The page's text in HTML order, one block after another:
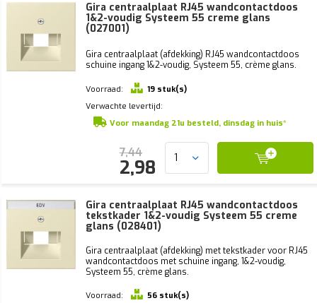
Gira centraalplaat RJ45 wandcontactdoos
1&2-voudig Systeem 55 creme glans
(027001)
Gira centraalplaat (afdekking) RJ45 wandcontactdoos
schuine ingang 1&2-voudig, Systeem 55, crème glans.
Voorraad:
19 stuk(s)
Verwachte levertijd:
Voor maandag 21u besteld, dinsdag in huis*
7,44
2,98
Gira centraalplaat RJ45 wandcontactdoos
tekstkader 1&2-voudig Systeem 55 creme
glans (028401)
Gira centraalplaat (afdekking) met tekstkader voor RJ45
wandcontactdoos met schuine ingang, 1&2-voudig,
Systeem 55, crème glans.
Voorraad:
56 stuk(s)